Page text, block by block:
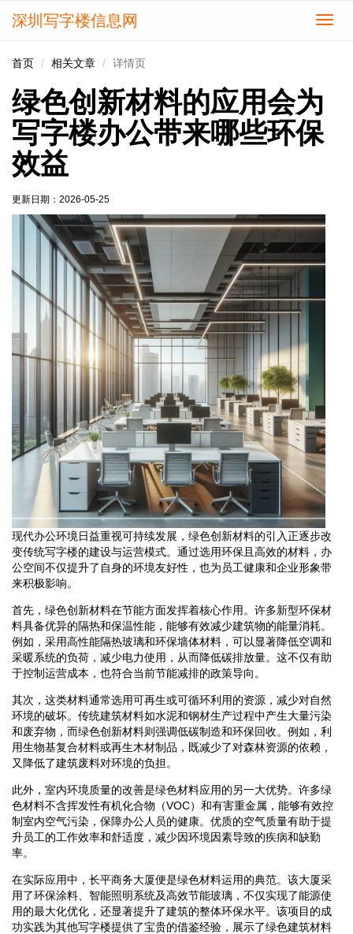
切
深圳写字楼信息网
首页 相关文章 详情页
绿色创新材料的应用会为
写字楼办公带来哪些环保
效益
更新日期： 2026-05-25
现代办公环境日益重视可持续发展，绿色创新材料的引入正逐步改
变传统写字楼的建设与运营模式。通过选用环保且高效的材料，办
公空间不仅提升了自身的环境友好性，也为员工健康和企业形象带
来积极影响。
首先，绿色创新材料在节能方面发挥着核心作用。许多新型环保材
料具备优异的隔热和保温性能，能够有效减少建筑物的能量消耗。
例如，采用高性能隔热玻璃和环保墙体材料，可以显著降低空调和
采暖系统的负荷，减少电力使用，从而降低碳排放量。这不仅有助
于控制运营成本，也符合当前节能减排的政策导向。
其次，这类材料通常选用可再生或可循环利用的资源，减少对自然
环境的破坏。传统建筑材料如水泥和钢材生产过程中产生大量污染
和废弃物，而绿色创新材料则强调低碳制造和环保回收。例如，利
用生物基复合材料或再生木材制品，既减少了对森林资源的依赖，
又降低了建筑废料对环境的负担。
此外，室内环境质量的改善是绿色材料应用的另一大优势。许多绿
色材料不含挥发性有机化合物（VOC）和有害重金属，能够有效控
制室内空气污染，保障办公人员的健康。优质的空气质量有助于提
升员工的工作效率和舒适度，减少因环境因素导致的疾病和缺勤
率。
在实际应用中，长平商务大厦便是绿色材料运用的典范。该大厦采
用了环保涂料、智能照明系统及高效节能玻璃，不仅实现了能源使
用的最大化优化，还显著提升了建筑的整体环保水平。该项目的成
功实践为其他写字楼提供了宝贵的借鉴经验，展示了绿色建筑材料